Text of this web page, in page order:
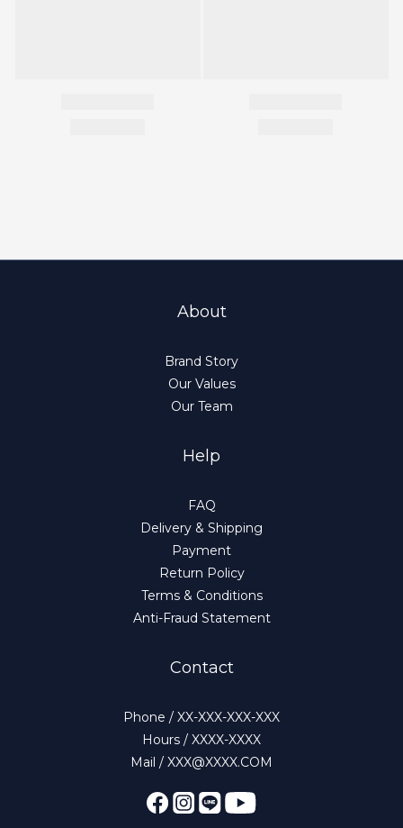
About
Brand Story
Our Values
Our Team
Help
FAQ
Delivery & Shipping
Payment
Return Policy
Terms & Conditions
Anti-Fraud Statement
Contact
Phone / XX-XXX-XXX-XXX
Hours / XXXX-XXXX
Mail / XXX@XXXX.COM